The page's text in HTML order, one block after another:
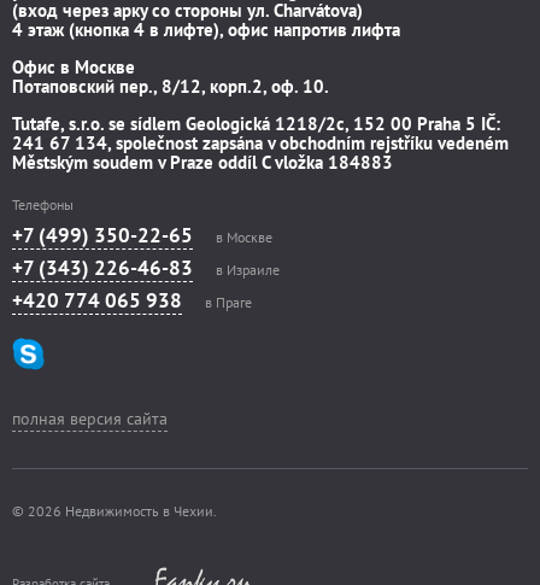
(вход через арку со стороны ул. Charvátova)
4 этаж (кнопка 4 в лифте), офис напротив лифта
Офис в Москве
Потаповский пер., 8/12, корп.2, оф. 10.
Tutafe, s.r.o. se sídlem Geologická 1218/2c, 152 00 Praha 5 IČ:
241 67 134, společnost zapsána v obchodním rejstříku vedeném
Městským soudem v Praze oddíl C vložka 184883
Телефоны
+7 (499) 350-22-65 в Москве
+7 (343) 226-46-83 в Израиле
+420 774 065 938 в Праге
полная версия сайта
© 2026 Недвижимость в Чехии.